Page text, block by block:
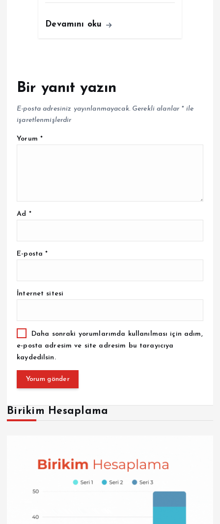
Devamını oku
Bir yanıt yazın
E-posta adresiniz yayınlanmayacak. Gerekli alanlar *ile
işaretlenmişlerdir
Yorum *
Ad *
E-posta*
İnternet sitesi
Daha sonraki yorumlarımda kullanılması için adım,
e-posta adresim ve site adresim bu tarayıcıya
kaydedilsin.
Birikim Hesaplama